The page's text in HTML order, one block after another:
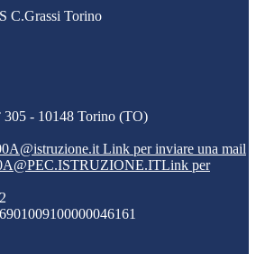
C.Grassi Torino
305 - 10148 Torino (TO)
Link per inviare una mail
Link per